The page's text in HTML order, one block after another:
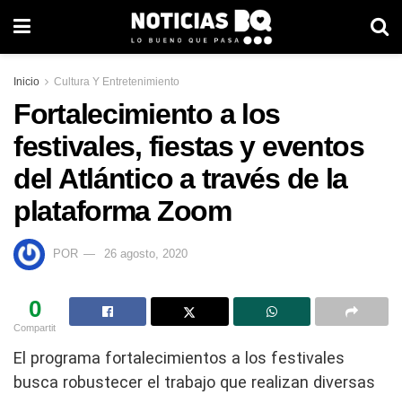
Inicio Cultura Y Entretenimiento
Fortalecimiento a los
festivales, fiestas y eventos
del Atlántico a través de la
plataforma Zoom
POR 26 agosto, 2020
0
Compartit
El programa fortalecimientos a los festivales
busca robustecer el trabajo que realizan diversas